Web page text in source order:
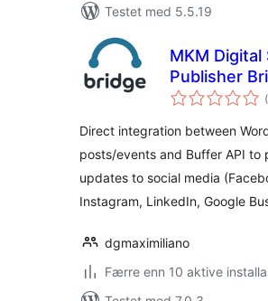
Testet med 5.5.19
MKM Digital
Publisher
Buffer
Direct integration between
posts/events and Buffer API to
updates to social media
Instagram, LinkedIn, Google
dgmaximiliano
Færre enn 10 aktive